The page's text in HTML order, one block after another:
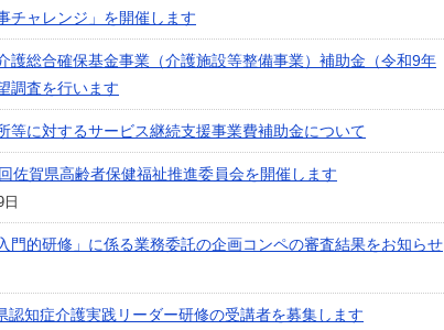
チャレンジ」を開催します
護総合確保基金事業（介護施設等整備事業）補助金（令和9年
調査を行います
等に対するサービス継続支援事業費補助金について
佐賀県高齢者保健福祉推進委員会を開催します
門的研修」に係る業務委託の企画コンペの審査結果をお知らせ
認知症介護実践リーダー研修の受講者を募集します